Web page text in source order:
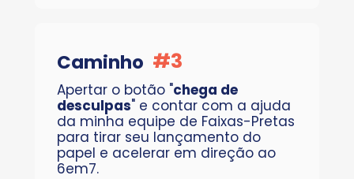
#3
Caminho
Apertar o botão "chega de
desculpas" e contar com a ajuda
da minha equipe de Faixas-Pretas
para tirar seu lançamento do
papel e acelerar em direção ao
6em7.